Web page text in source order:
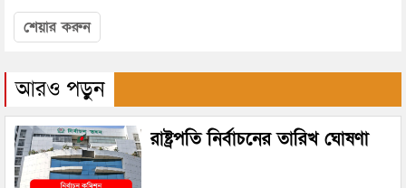
শেয়ার করুন
আরও পড়ুন
রাষ্ট্রপতি নির্বাচনের তারিখ ঘোষণা